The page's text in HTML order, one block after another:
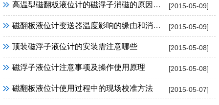
[2015-05-09]
高温型磁翻板液位计的磁浮子消磁的原因及解决
[2015-05-09]
磁翻板液位计变送器温度影响的缘由和消除办法
[2015-05-08]
顶装磁浮子液位计的安装需注意哪些
[2015-05-08]
磁浮子液位计注意事项及操作使用原理
[2015-05-07]
磁翻板液位计使用过程中的现场校准方法